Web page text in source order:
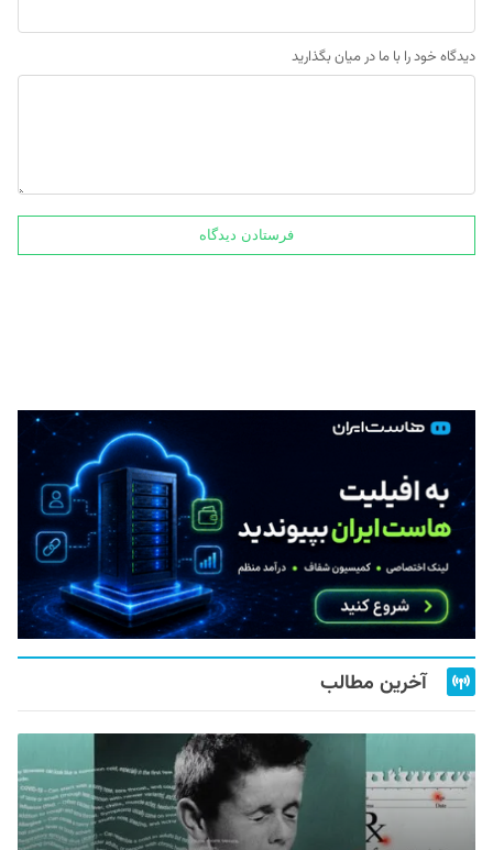
دیدگاه خود را با ما در میان بگذارید
آخرین مطالب